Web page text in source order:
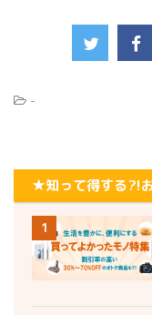
-
★知って得する?!
1